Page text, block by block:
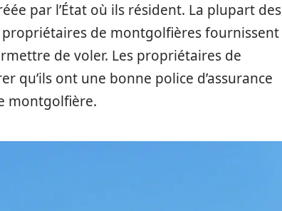
par l’État où ils résident. La plupart des
propriétaires de montgolfières fournissent
de voler. Les propriétaires de
qu’ils ont une bonne police d’assurance
montgolfière.